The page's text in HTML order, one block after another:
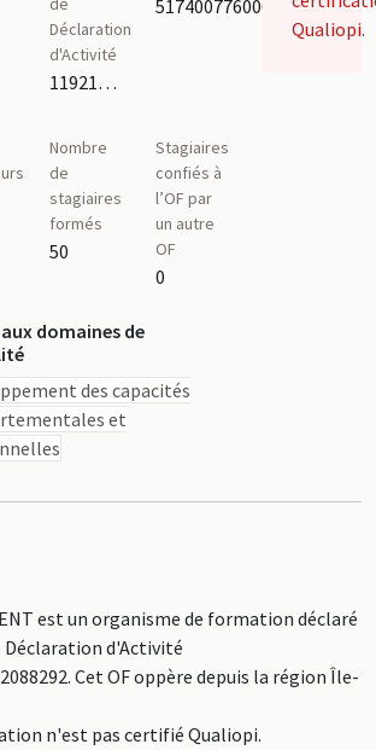
Déclaration
d'Activité
11921802392,11922088292
51740077600020
Nombre
de
stagiaires
formés
50
Stagiaires
confiés à
l’OF par
un autre
OF
0
domaines de
des capacités
et
Qualiopi.
est un organisme de formation déclaré
Déclaration d'Activité
Cet OF oppère depuis la région Île-
n'est pas certifié Qualiopi.